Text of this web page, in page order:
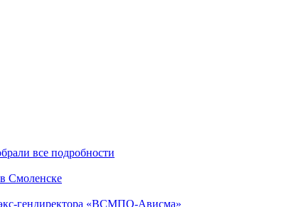
все подробности
Смоленске
гендиректора «ВСМПО-Ависма»